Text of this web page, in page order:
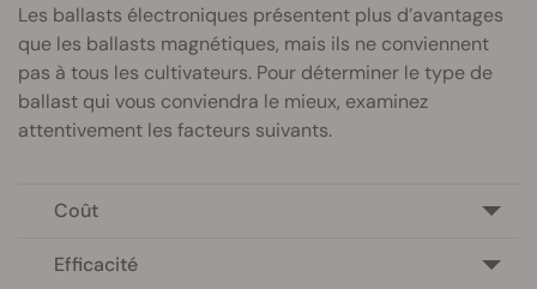
Les ballasts électroniques présentent plus d’avantages
que les ballasts magnétiques, mais ils ne conviennent
pas à tous les cultivateurs. Pour déterminer le type de
ballast qui vous conviendra le mieux, examinez
attentivement les facteurs suivants.
Coût
Efficacité